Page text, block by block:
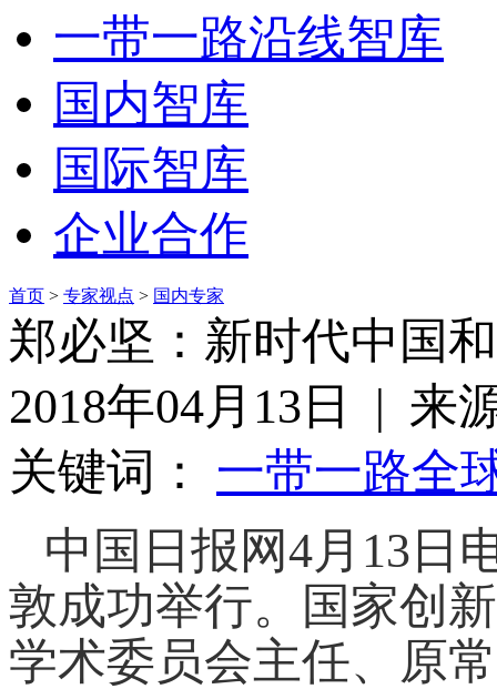
一带一路沿线智库
国内智库
国际智库
企业合作
首页 > 专家视点 > 国内专家
郑必坚：新时代中国
2018年04月13日 | 来
关键词： 一带一路全
中国日报网4月13日
敦成功举行。国家创
学术委员会主任、原